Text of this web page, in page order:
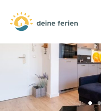
KomfortPlus